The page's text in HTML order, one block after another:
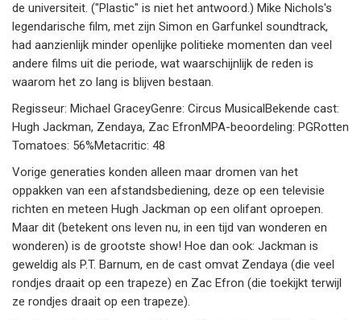
de universiteit. ("Plastic" is niet het antwoord.) Mike Nichols's
legendarische film, met zijn Simon en Garfunkel soundtrack,
had aanzienlijk minder openlijke politieke momenten dan veel
andere films uit die periode, wat waarschijnlijk de reden is
waarom het zo lang is blijven bestaan.
Regisseur: Michael GraceyGenre: Circus MusicalBekende cast:
Hugh Jackman, Zendaya, Zac EfronMPA-beoordeling: PGRotten
Tomatoes: 56%Metacritic: 48
Vorige generaties konden alleen maar dromen van het
oppakken van een afstandsbediening, deze op een televisie
richten en meteen Hugh Jackman op een olifant oproepen.
Maar dit (betekent ons leven nu, in een tijd van wonderen en
wonderen) is de grootste show! Hoe dan ook: Jackman is
geweldig als P.T. Barnum, en de cast omvat Zendaya (die veel
rondjes draait op een trapeze) en Zac Efron (die toekijkt terwijl
ze rondjes draait op een trapeze).